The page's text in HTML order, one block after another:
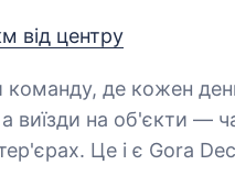
від центру
виїзди на об'єкти —
Це і є Gora